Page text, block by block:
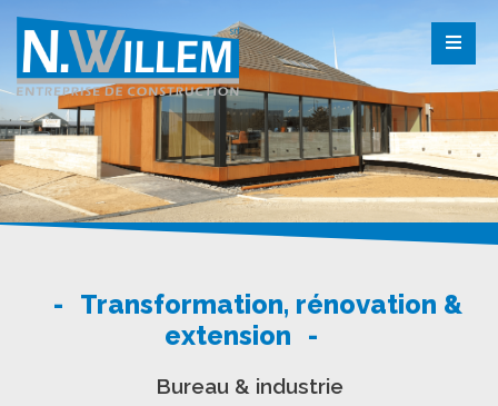
Transformation, rénovation &
extension
Bureau & industrie